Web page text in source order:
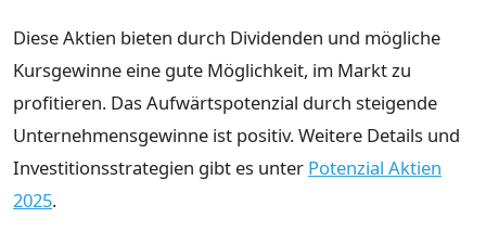
Diese Aktien bieten durch Dividenden und mögliche
Kursgewinne eine gute Möglichkeit, im Markt zu
profitieren. Das Aufwärtspotenzial durch steigende
Unternehmensgewinne ist positiv. Weitere Details und
Investitionsstrategien gibt es unter Potenzial Aktien
2025.